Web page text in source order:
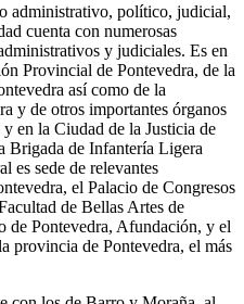
administrativo, político, judicial,
cuenta con numerosas
y judiciales. Es en
Provincial de Pontevedra, de la
así como de la
y de otros importantes órganos
en la Ciudad de la Justicia de
Brigada de Infantería Ligera
es sede de relevantes
el Palacio de Congresos
de Bellas Artes de
de Pontevedra, Afundación, y el
provincia de Pontevedra, el más